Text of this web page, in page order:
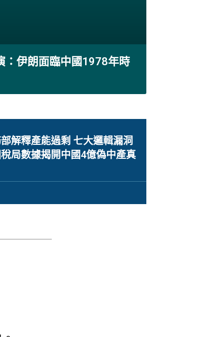
：伊朗面臨中國1978年時
解釋產能過剩 七大邏輯漏洞
局數據揭開中國4億偽中產真